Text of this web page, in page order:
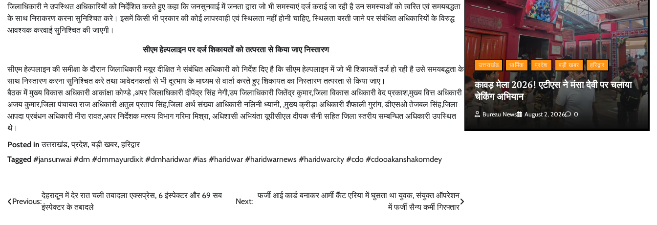
जिलाधिकारी ने उपस्थित अधिकारियों को निर्देशित करते हुए कहा कि जनसुनवाई में जनता द्वारा जो भी समस्याएं दर्ज कराई जा रही है उन समस्याओं को त्वरित एवं समयबद्धता
के साथ निराकरण करना सुनिश्चित करे। इसमें किसी भी प्रकार की कोई लापरवाही एवं स्थिलता नहीं होनी चाहिए, स्थिलता बरती जाने पर संबंधित अधिकारियों के विरुद्ध
आवश्यक करवाई सुनिश्चित की जाएगी।
सीएम हेल्पलाइन पर दर्ज शिकायतों को तत्परता से किया जाए निस्तारण
सीएम हेल्पलाइन की समीक्षा के दौरान जिलाधिकारी मयूर दीक्षित ने संबंधित अधिकारी को निर्देश दिए है कि सीएम हेल्पलाइन में जो भी शिकायतें दर्ज हो रही है उसे समयबद्धता के
साथ निस्तारण करना सुनिश्चित करे तथा आवेदनकर्ता से भी दूरभाष के माध्यम से वार्ता करते हुए शिकायत का निस्तारण तत्परता से किया जाए।
बैठक में मुख्य विकास अधिकारी आकांक्षा कोण्डे ,अपर जिलाधिकारी दीपेंद्र सिंह नेगी,उप जिलाधिकारी जितेंद्र कुमार,जिला विकास अधिकारी वेद प्रकाश,मुख्य वित्त अधिकारी
अजय कुमार,जिला पंचायत राज अधिकारी अतुल प्रताप सिंह,जिला अर्थ संख्या आधिकारी नलिनी ध्यानी, ,मुख्य क्रीड़ा अधिकारी शैफाली गुरांग, डीएसओ तेजबल सिंह,जिला
आपदा प्रबंधन अधिकारी मीरा रावत,अपर निर्देशक मत्स्य विभाग गरिमा मिश्रा, अधिशासी अभियंता यूपीसीएल दीपक सैनी सहित जिला स्तरीय सम्बन्धित अधिकारी उपस्थित
थे।
Posted inउत्तराखंड,प्रदेश,बड़ी खबर,हरिद्वार
Tagged #jansunwai #dm #dmmayurdixit #dmharidwar #ias #haridwar #haridwarnews #haridwarcity #cdo #cdooakanshakomdey
Post
navigation
Previous:
देहरादून में देर रात चली तबादला एक्सप्रेस, 6 इंस्पेक्टर और 69 सब
इंस्पेक्टर के तबादले
Next:
फर्जी आई कार्ड बनाकर आर्मी कैंट एरिया में घुसता था युवक, संयुक्त ऑपरेशन
में फर्जी सैन्य कर्मी गिरफ्तार
उत्तराखंड प्रदेश बड़ी खबर
बेटे की गेमिंग लत से परिवार बदहाल, मां ने लगाई
आर्थिक मदद की गुहार
Bureau News July 28, 2026 0
उत्तराखंड धार्मिक प्रदेश बड़ी खबर हरिद्वार
कावड़ मेला 2026! एटीएस ने मंसा देवी पर चलाया
चेकिंग अभियान
Bureau News August 2, 2026 0